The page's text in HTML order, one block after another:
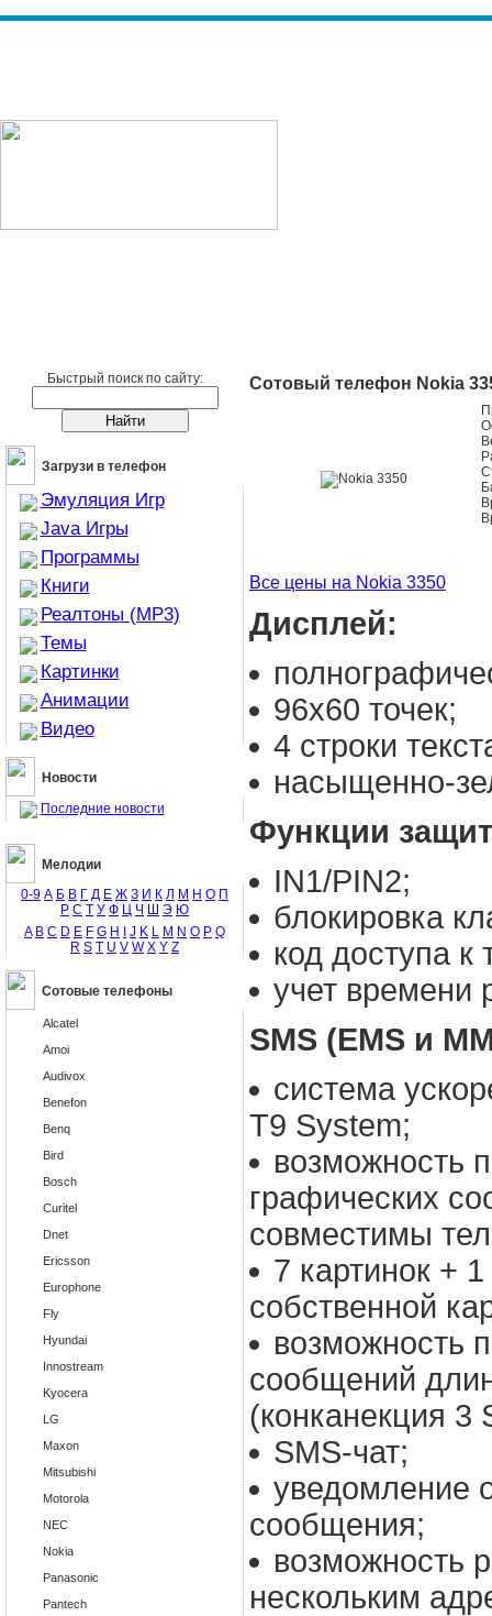
Быстрый поиск по сайту:
Загрузи в телефон
Эмуляция Игр
Java Игры
Программы
Книги
Реалтоны (MP3)
Темы
Картинки
Анимации
Видео
Новости
Последние новости
Мелодии
0-9 А Б В Г Д Е Ж З И К Л М Н О П
Р С Т У Ф Ц Ч Ш Э Ю
A B C D E F G H J K L M N O P Q
R S T U V W X Y Z
Сотовые телефоны
Alcatel
Amoi
Audivox
Benefon
Benq
Bird
Bosch
Curitel
Dnet
Ericsson
Europhone
Fly
Hyundai
Innostream
Kyocera
LG
Maxon
Mitsubishi
Motorola
NEC
Nokia
Panasonic
Pantech
Сотовый телефон Nokia
Все цены на Nokia 3350
Дисплей:
96x60 точек;
4 строки
насыщенно-
Функции
IN1/PIN2;
блокировка
код доступа к
учет времени
SMS (EMS и
система
Т9 System;
возможность
графических
совместимы
7 картинок +
собственной
возможность
сообщений
(конканекция 3
SMS-чат;
уведомление
сообщения;
возможность
нескольким